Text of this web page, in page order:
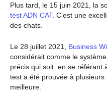
Plus tard, le 15 juin 2021, la
test ADN CAT. C’est une
des chats.
Le 28 juillet 2021, Business
considérait comme le
précis qui soit, en se référant
test a été prouvée à
meilleure.